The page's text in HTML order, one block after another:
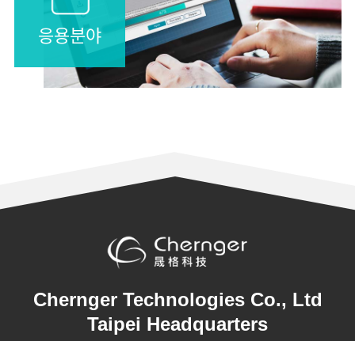
응용분야
Chernger Technologies Co., Ltd
Taipei Headquarters